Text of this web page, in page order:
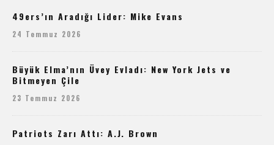
49ers’ın Aradığı Lider: Mike Evans
24 Temmuz 2026
Büyük Elma’nın Üvey Evladı: New York Jets ve
Bitmeyen Çile
23 Temmuz 2026
Patriots Zarı Attı: A.J. Brown